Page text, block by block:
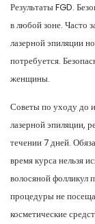
Результаты FGD.
в любой зоне. Часто
лазерной эпиляции
потребуется.
женщины.
Советы по уходу до
лазерной эпиляции,
течении 7 дней.
время курса нельзя
волосяной фолликул
процедуры не
косметические